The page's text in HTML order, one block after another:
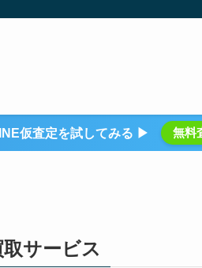
仮査定を試してみる ▶ 無料
サービス